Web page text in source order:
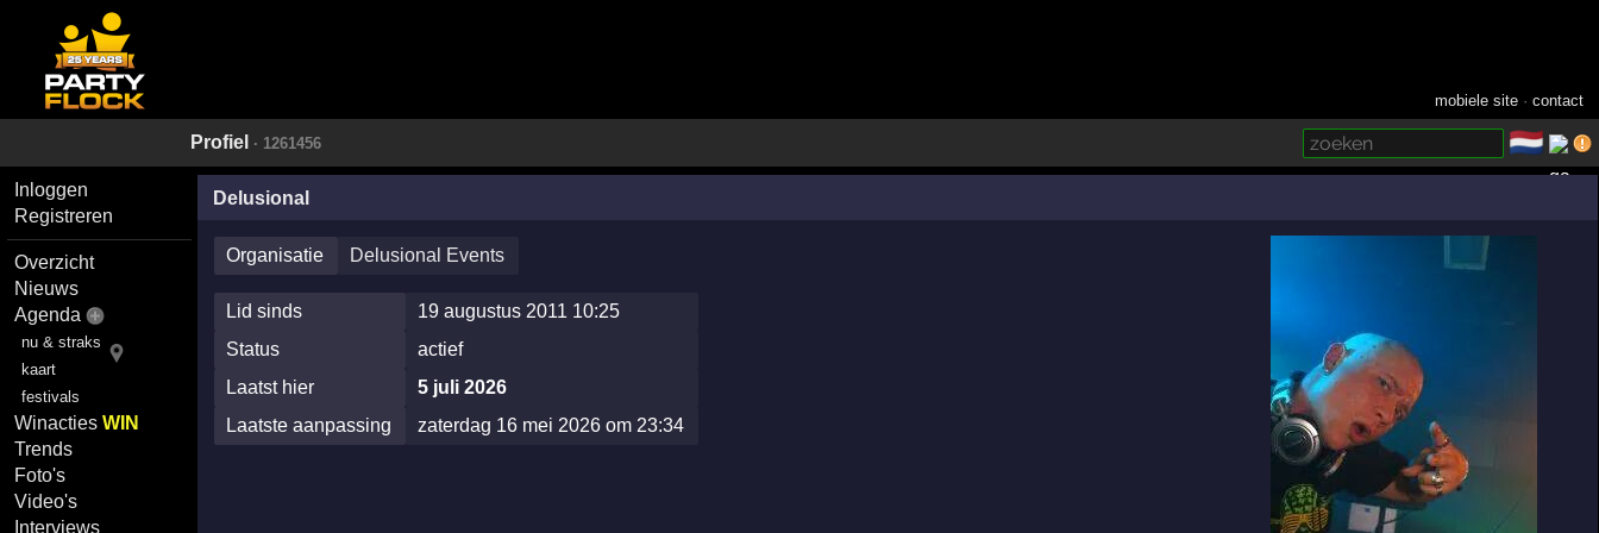
mobiele site ·contact
Profiel · 1261456 🇳🇱
Inloggen
Registreren
Overzicht
Nieuws
Agenda
nu & straks
kaart
festivals
WinactiesWIN
Trends
Foto's
Video's
Interviews
Delusional
Organisatie Delusional Events
Lid sinds
19 augustus 2011 10:25
Status
actief
Laatst hier
5 juli 2026
Laatste aanpassing
zaterdag 16 mei 2026 om 23:34